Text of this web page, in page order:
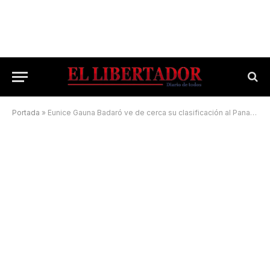
Portada » Eunice Gauna Badaró ve de cerca su clasificación al Panamericano de Brasil